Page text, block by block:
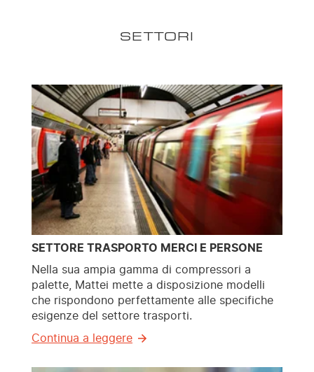
SETTORI
SETTORE TRASPORTO MERCI E PERSONE
Nella sua ampia gamma di compressori a
palette, Mattei mette a disposizione modelli
che rispondono perfettamente alle specifiche
esigenze del settore trasporti.
Continua a leggere